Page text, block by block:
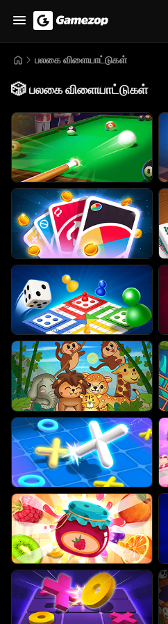
பலகை விளையாட்டுகள்
🎲பலகை விளையாட்டுகள்